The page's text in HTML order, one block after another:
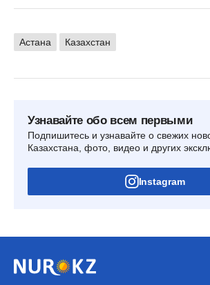
Астана Казахстан
Узнавайте обо всем первыми
Подпишитесь и узнавайте о свежих
Казахстана, фото, видео и других
Instagram